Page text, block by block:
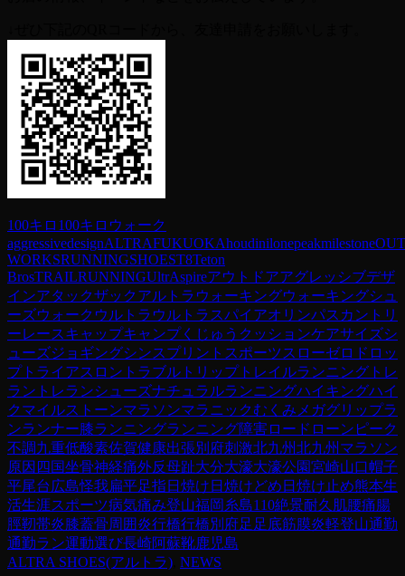
100キロ 100キロウォーク
aggressivedesignALTRAFUKUOKAhoudinilonepeakmilestone
WORKSRUNNINGSHOEST8Teton
BrosTRAILRUNNINGUltrAspireアウトドアアグレッシブデザ
インアタックザック アルトラ ウォーキングウォーキングシュ
ーズウォーク ウルトラ ウルトラスパイアオリンパス カントリ
ーレースキャップキャンプくじゅう クッションケアサイズシ
ューズジョギングシンスプリント スポーツスローゼロドロッ
プトライアスロン トラブル トリップトレイルランニング トレ
ラン トレランシューズナチュラルランニングハイキングハイ
ク マイルストーンマラソンマラニックむくみメガグリップラ
ンランナー膝ランニングランニング障害ロード ローンピーク
不調九重低酸素佐賀健康出張別府刺激北九州北九州マラソン
原因 四国坐骨神経痛外反母趾大分大濠大濠公園宮崎山口帽子
平尾台広島怪我扁平足指日焼け 日焼けどめ 日焼け止め熊本生
活生涯スポーツ病気痛み登山福岡糸島110絶景耐久肌腰痛腸
脛靭帯炎膝蓋骨周囲炎行橋行橋別府足足底筋膜炎軽登山通勤
通勤ラン運動選び長崎阿蘇靴鹿児島
ALTRA SHOES(アルトラ) NEWS